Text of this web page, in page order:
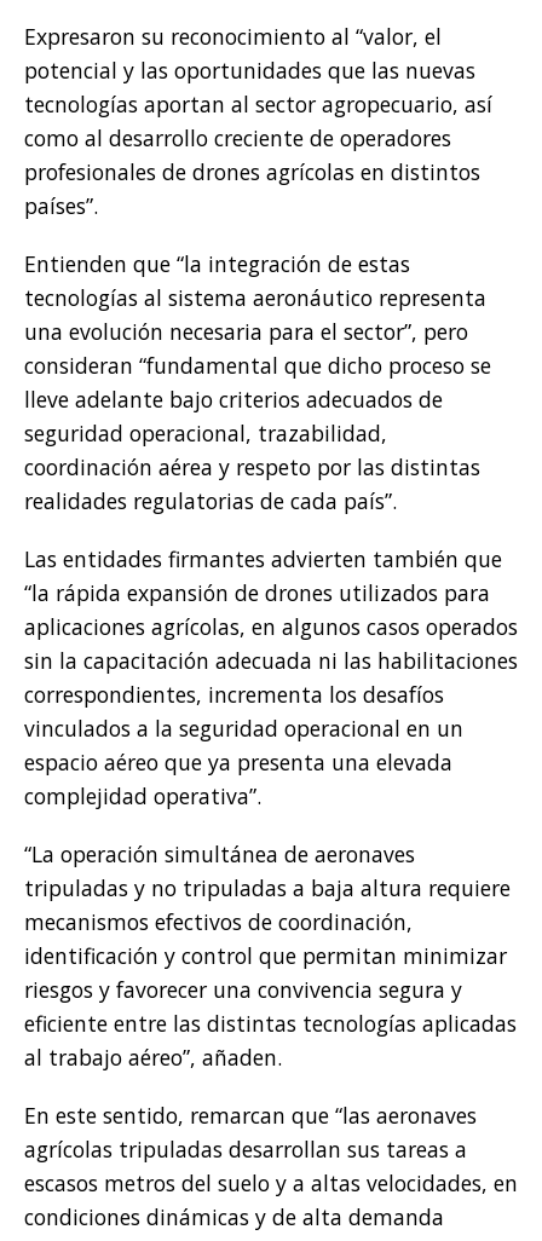
Expresaron su reconocimiento al “valor, el
potencial y las oportunidades que las nuevas
tecnologías aportan al sector agropecuario, así
como al desarrollo creciente de operadores
profesionales de drones agrícolas en distintos
países”.
Entienden que “la integración de estas
tecnologías al sistema aeronáutico representa
una evolución necesaria para el sector”, pero
consideran “fundamental que dicho proceso se
lleve adelante bajo criterios adecuados de
seguridad operacional, trazabilidad,
coordinación aérea y respeto por las distintas
realidades regulatorias de cada país”.
Las entidades firmantes advierten también que
“la rápida expansión de drones utilizados para
aplicaciones agrícolas, en algunos casos operados
sin la capacitación adecuada ni las habilitaciones
correspondientes, incrementa los desafíos
vinculados a la seguridad operacional en un
espacio aéreo que ya presenta una elevada
complejidad operativa”.
“La operación simultánea de aeronaves
tripuladas y no tripuladas a baja altura requiere
mecanismos efectivos de coordinación,
identificación y control que permitan minimizar
riesgos y favorecer una convivencia segura y
eficiente entre las distintas tecnologías aplicadas
al trabajo aéreo”, añaden.
En este sentido, remarcan que “las aeronaves
agrícolas tripuladas desarrollan sus tareas a
escasos metros del suelo y a altas velocidades, en
condiciones dinámicas y de alta demanda